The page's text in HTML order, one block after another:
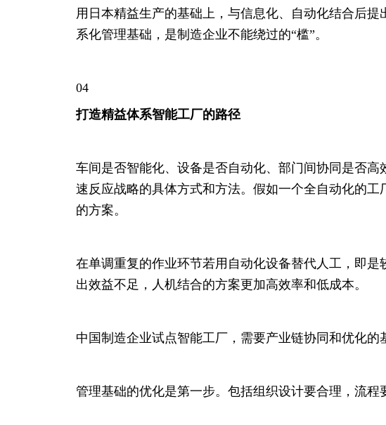
用日本精益生产的基础上，与信息化、自动化结合后
系化管理基础，是制造企业不能绕过的“槛”。
04
打造精益体系智能工厂的路径
车间是否智能化、设备是否自动化、部门间协同是否
速反应战略的具体方式和方法。假如一个全自动化的
的方案。
在单调重复的作业环节若用自动化设备替代人工，即
出效益不足，人机结合的方案更加高效率和低成本。
中国制造企业试点智能工厂，需要产业链协同和优化的
管理基础的优化是第一步。包括组织设计要合理，流程